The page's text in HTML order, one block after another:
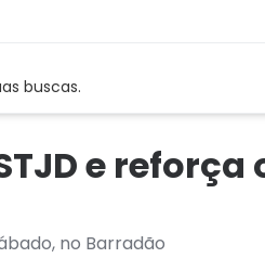
buscas.
e
no Barradão